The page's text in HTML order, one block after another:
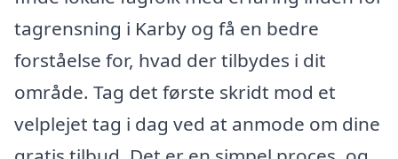
tagrensning i Karby og få en bedre
forståelse for, hvad der tilbydes i dit
område. Tag det første skridt mod et
velplejet tag i dag ved at anmode om dine